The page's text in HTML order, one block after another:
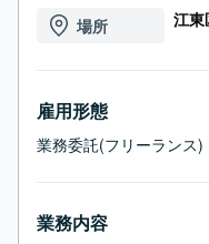
場所 江東
雇用形態
業務委託(フリーランス)
業務内容